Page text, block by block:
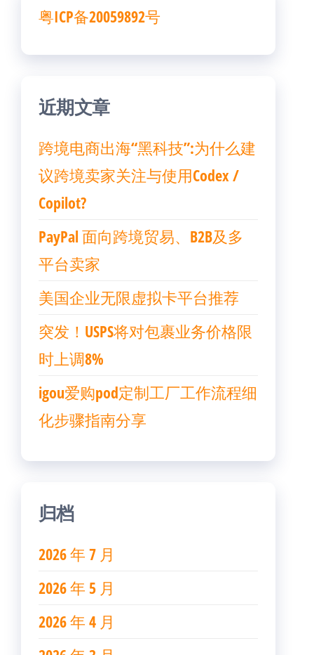
粤ICP备20059892号
近期文章
跨境电商出海“黑科技”:为什么建
议跨境卖家关注与使用Codex /
Copilot?
PayPal 面向跨境贸易、B2B及多
平台卖家
美国企业无限虚拟卡平台推荐
突发！USPS将对包裹业务价格限
时上调8%
igou爱购pod定制工厂工作流程细
化步骤指南分享
归档
2026 年 7 月
2026 年 5 月
2026 年 4 月